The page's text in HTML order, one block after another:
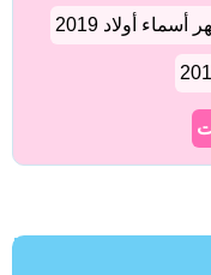
أسماء أولاد 2019